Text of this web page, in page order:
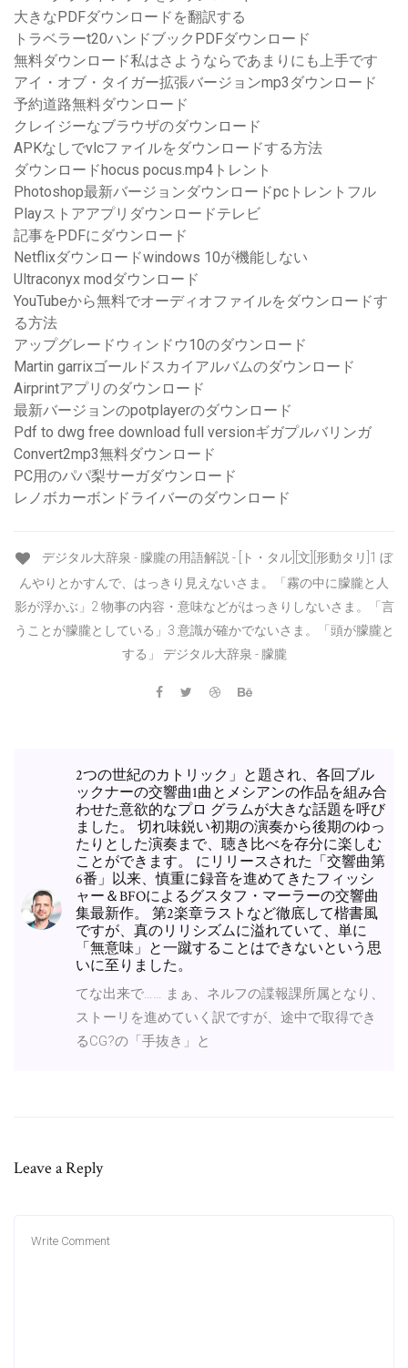
大きなPDFダウンロードを翻訳する
トラベラーt20ハンドブックPDFダウンロード
無料ダウンロード私はさようならであまりにも上手です
アイ・オブ・タイガー拡張バージョンmp3ダウンロード
予約道路無料ダウンロード
クレイジーなブラウザのダウンロード
APKなしでvlcファイルをダウンロードする方法
ダウンロードhocus pocus.mp4トレント
Photoshop最新バージョンダウンロードpcトレントフル
Playストアアプリダウンロードテレビ
記事をPDFにダウンロード
Netflixダウンロードwindows 10が機能しない
Ultraconyx modダウンロード
YouTubeから無料でオーディオファイルをダウンロードす
る方法
アップグレードウィンドウ10のダウンロード
Martin garrixゴールドスカイアルバムのダウンロード
Airprintアプリのダウンロード
最新バージョンのpotplayerのダウンロード
Pdf to dwg free download full versionギガプルバリンガ
Convert2mp3無料ダウンロード
PC用のパパ梨サーガダウンロード
レノボカーボンドライバーのダウンロード
デジタル大辞泉 - 朦朧の用語解説 - [ト・タル][文][形動タリ]1 ぼ
んやりとかすんで、はっきり見えないさま。「霧の中に朦朧と人
影が浮かぶ」2 物事の内容・意味などがはっきりしないさま。「言
うことが朦朧としている」3 意識が確かでないさま。「頭が朦朧と
する」 デジタル大辞泉 - 朦朧
2つの世紀のカトリック」と題され、各回ブル
ックナーの交響曲1曲とメシアンの作品を組み合
わせた意欲的なプロ グラムが大きな話題を呼び
ました。 切れ味鋭い初期の演奏から後期のゆっ
たりとした演奏まで、聴き比べを存分に楽しむ
ことができます。 にリリースされた「交響曲第
6番」以来、慎重に録音を進めてきたフィッシ
ャー＆BFOによるグスタフ・マーラーの交響曲
集最新作。 第2楽章ラストなど徹底して楷書風
ですが、真のリリシズムに溢れていて、単に
「無意味」と一蹴することはできないという思
いに至りました。
てな出来で…… まぁ、ネルフの諜報課所属となり、
ストーリを進めていく訳ですが、途中で取得でき
るCG?の「手抜き」と
Leave a Reply